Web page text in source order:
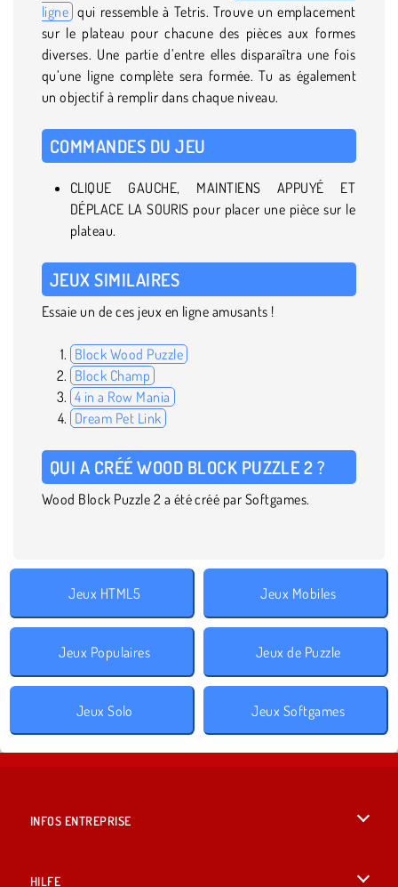
ligne qui ressemble à Tetris. Trouve un emplacement
sur le plateau pour chacune des pièces aux formes
diverses. Une partie d’entre elles disparaîtra une fois
qu’une ligne complète sera formée. Tu as également
un objectif à remplir dans chaque niveau.
COMMANDES DU JEU
CLIQUE GAUCHE, MAINTIENS APPUYÉ ET
DÉPLACE LA SOURIS pour placer une pièce sur le
plateau.
JEUX SIMILAIRES
Essaie un de ces jeux en ligne amusants !
Block Wood Puzzle
Block Champ
4 in a Row Mania
Dream Pet Link
QUI A CRÉÉ WOOD BLOCK PUZZLE 2 ?
Wood Block Puzzle 2 a été créé par Softgames.
Jeux HTML5 Jeux Mobiles
Jeux Populaires Jeux de Puzzle
Jeux Solo Jeux Softgames
INFOS ENTREPRISE
HILFE